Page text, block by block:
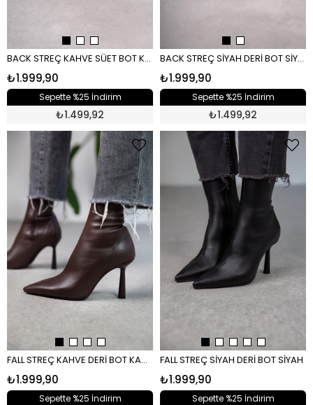
BACK STREÇ KAHVE SÜET BOT KAHVE
₺1.999,90
Sepette %25 İndirim
₺1.499,92
BACK STREÇ SİYAH DERİ BOT SİYAH DERİ
₺1.999,90
Sepette %25 İndirim
₺1.499,92
FALL STREÇ KAHVE DERİ BOT KAHVE
₺1.999,90
Sepette %25 İndirim
FALL STREÇ SİYAH DERİ BOT SİYAH
₺1.999,90
Sepette %25 İndirim